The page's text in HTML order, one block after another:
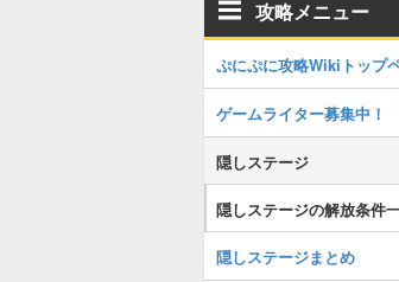
攻略メニュー
ぷにぷに攻略Wikiトップ
ゲームライター募集中！
隠しステージ
隠しステージの解放条件
隠しステージまとめ